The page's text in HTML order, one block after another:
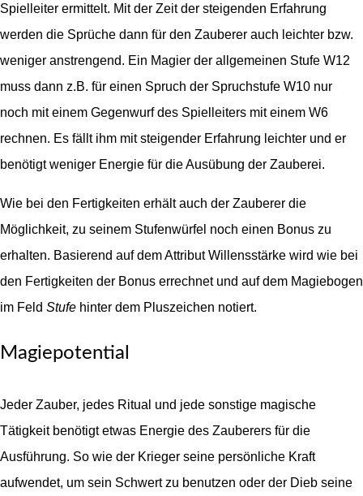
Spielleiter ermittelt. Mit der Zeit der steigenden Erfahrung
werden die Sprüche dann für den Zauberer auch leichter bzw.
weniger anstrengend. Ein Magier der allgemeinen Stufe W12
muss dann z.B. für einen Spruch der Spruchstufe W10 nur
noch mit einem Gegenwurf des Spielleiters mit einem W6
rechnen. Es fällt ihm mit steigender Erfahrung leichter und er
benötigt weniger Energie für die Ausübung der Zauberei.
Wie bei den Fertigkeiten erhält auch der Zauberer die
Möglichkeit, zu seinem Stufenwürfel noch einen Bonus zu
erhalten. Basierend auf dem Attribut Willensstärke wird wie bei
den Fertigkeiten der Bonus errechnet und auf dem Magiebogen
im Feld Stufe hinter dem Pluszeichen notiert.
Magiepotential
Jeder Zauber, jedes Ritual und jede sonstige magische
Tätigkeit benötigt etwas Energie des Zauberers für die
Ausführung. So wie der Krieger seine persönliche Kraft
aufwendet, um sein Schwert zu benutzen oder der Dieb seine